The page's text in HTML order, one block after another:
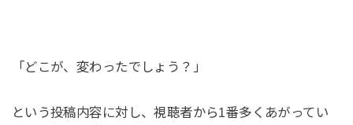
「どこが、変わったでしょう？」
という投稿内容に対し、視聴者から1番多くあがってい